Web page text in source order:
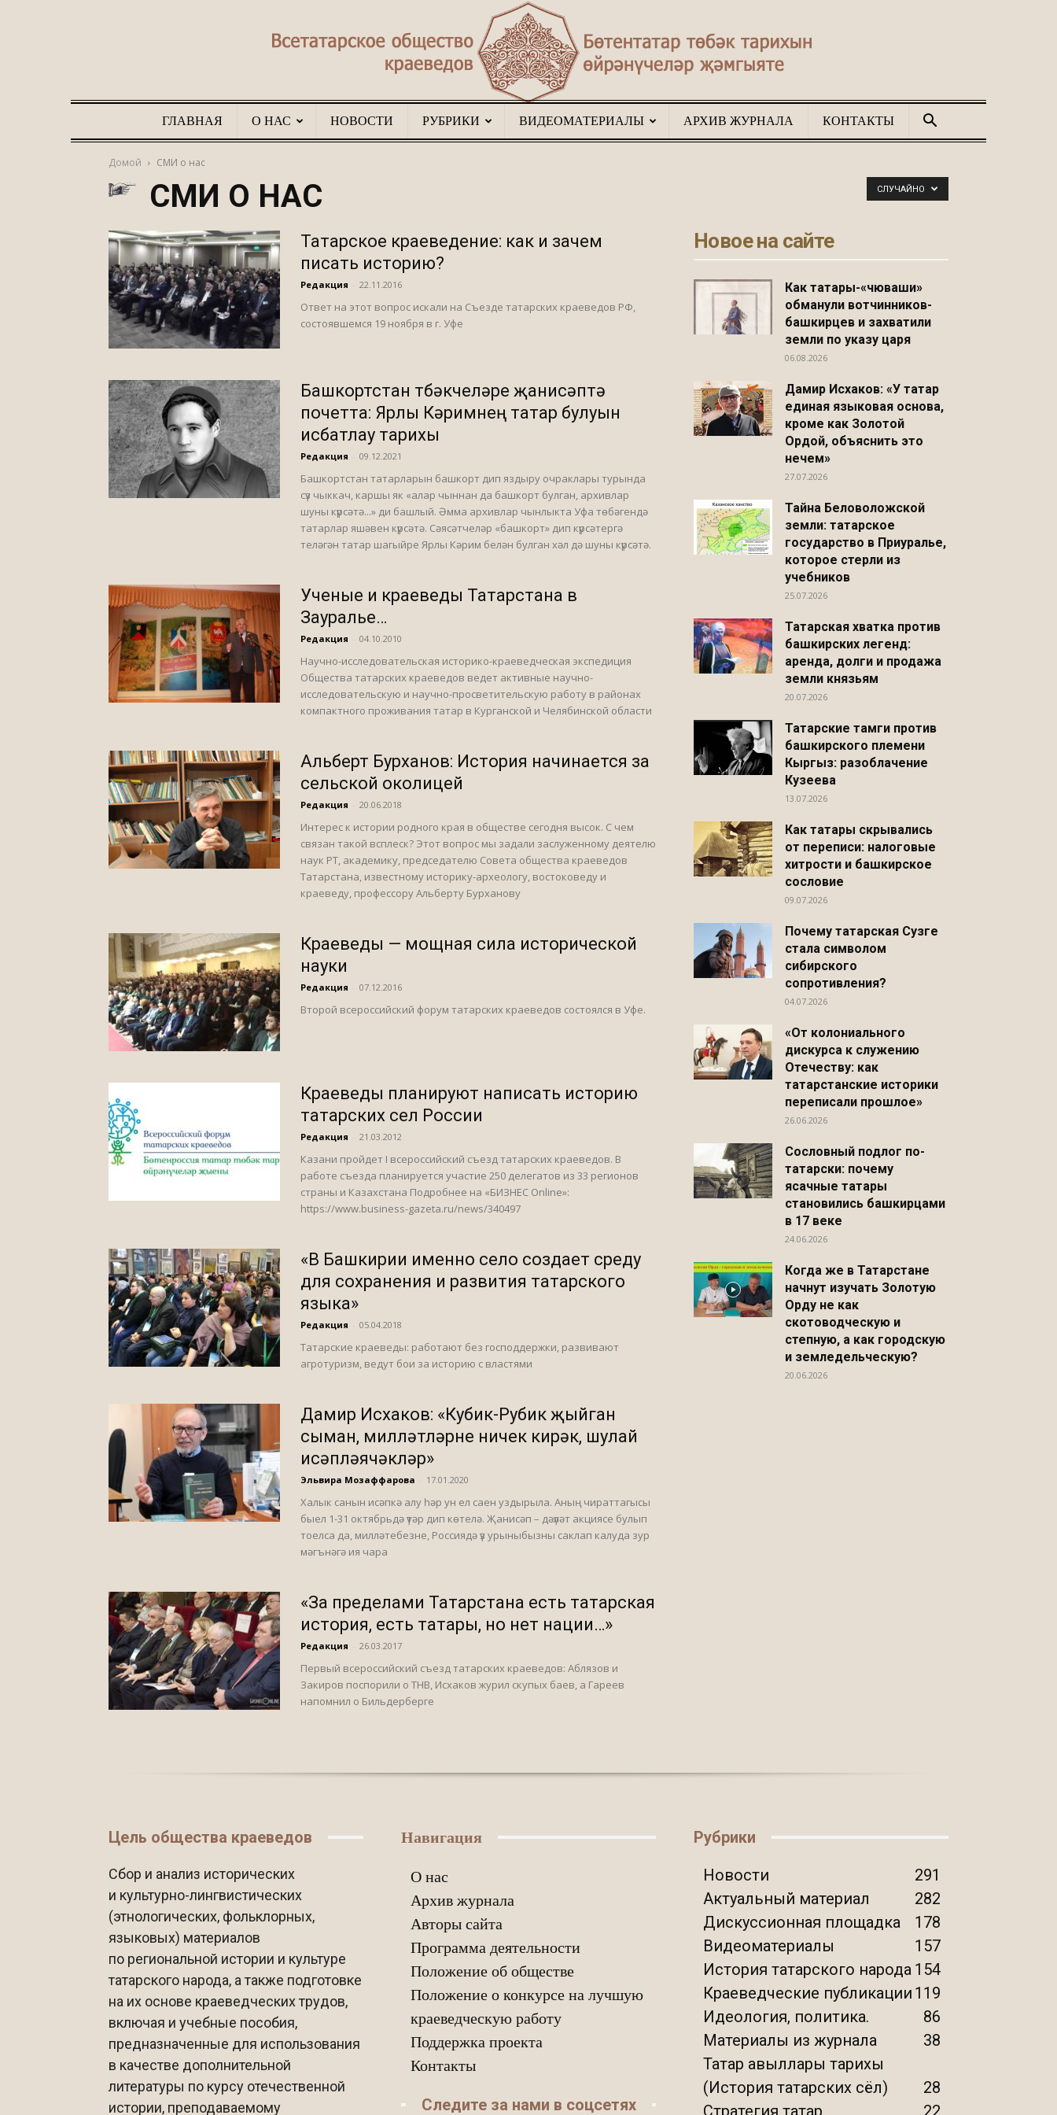
ГЛАВНАЯ О НАС НОВОСТИ РУБРИКИ ВИДЕОМАТЕРИАЛЫ АРХИВ ЖУРНАЛА КОНТАКТЫ
Домой СМИ о нас
СМИ О НАС СЛУЧАЙНО
Татарское краеведение: как и зачем
писать историю?
Редакция 22.11.2016
Ответ на этот вопрос искали на Съезде татарских краеведов РФ,
состоявшемся 19 ноября в г. Уфе
Башкортстан төбәкчеләре җанисәптә
почетта: Ярлы Кәримнең татар булуын
исбатлау тарихы
Редакция 09.12.2021
Башкортстан татарларын башкорт дип яздыру очраклары турында
сүз чыккач, каршы як «алар чыннан да башкорт булган, архивлар
шуны күрсәтә...» ди башлый. Әмма архивлар чынлыкта Уфа төбәгендә
татарлар яшәвен күрсәтә. Сәясәтчеләр «башкорт» дип күрсәтергә
теләгән татар шагыйре Ярлы Кәрим белән булган хәл дә шуны күрсәтә.
Ученые и краеведы Татарстана в
Зауралье…
Редакция 04.10.2010
Научно-исследовательская историко-краеведческая экспедиция
Общества татарских краеведов ведет активные научно-
исследовательскую и научно-просветительскую работу в районах
компактного проживания татар в Курганской и Челябинской области
Альберт Бурханов: История начинается за
сельской околицей
Редакция 20.06.2018
Интерес к истории родного края в обществе сегодня высок. С чем
связан такой всплеск? Этот вопрос мы задали заслуженному деятелю
наук РТ, академику, председателю Совета общества краеведов
Татарстана, известному историку-археологу, востоковеду и
краеведу, профессору Альберту Бурханову
Краеведы — мощная сила исторической
науки
Редакция 07.12.2016
Второй всероссийский форум татарских краеведов состоялся в Уфе.
Краеведы планируют написать историю
татарских сел России
Редакция 21.03.2012
Казани пройдет I всероссийский съезд татарских краеведов. В
работе съезда планируется участие 250 делегатов из 33 регионов
страны и Казахстана Подробнее на «БИЗНЕС Online»:
https://www.business-gazeta.ru/news/340497
«В Башкирии именно село создает среду
для сохранения и развития татарского
языка»
Редакция 05.04.2018
Татарские краеведы: работают без господдержки, развивают
агротуризм, ведут бои за историю с властями
Дамир Исхаков: «Кубик-Рубик җыйган
сыман, милләтләрне ничек кирәк, шулай
исәпләячәкләр»
Эльвира Мозаффарова 17.01.2020
Халык санын исәпкә алу һәр ун ел саен уздырыла. Аның чираттагысы
быел 1-31 октябрьдә үтәр дип көтелә. Җанисәп – дәүләт акциясе булып
тоелса да, милләтебезне, Россиядә үз урыныбызны саклап калуда зур
мәгънәгә ия чара
«За пределами Татарстана есть татарская
история, есть татары, но нет нации…»
Редакция 26.03.2017
Первый всероссийский съезд татарских краеведов: Аблязов и
Закиров поспорили о ТНВ, Исхаков журил скупых баев, а Гареев
напомнил о Бильдерберге
Новое на сайте
Как татары-«чюваши»
обманули вотчинников-
башкирцев и захватили
земли по указу царя
06.08.2026
Дамир Исхаков: «У татар
единая языковая основа,
кроме как Золотой
Ордой, объяснить это
нечем»
27.07.2026
Тайна Беловоложской
земли: татарское
государство в Приуралье,
которое стерли из
учебников
25.07.2026
Татарская хватка против
башкирских легенд:
аренда, долги и продажа
земли князьям
20.07.2026
Татарские тамги против
башкирского племени
Кыргыз: разоблачение
Кузеева
13.07.2026
Как татары скрывались
от переписи: налоговые
хитрости и башкирское
сословие
09.07.2026
Почему татарская Сузге
стала символом
сибирского
сопротивления?
04.07.2026
«От колониального
дискурса к служению
Отечеству: как
татарстанские историки
переписали прошлое»
26.06.2026
Сословный подлог по-
татарски: почему
ясачные татары
становились башкирцами
в 17 веке
24.06.2026
Когда же в Татарстане
начнут изучать Золотую
Орду не как
скотоводческую и
степную, а как городскую
и земледельческую?
20.06.2026
Цель общества краеведов
Сбор и анализ исторических
и культурно-лингвистических
(этнологических, фольклорных,
языковых) материалов
по региональной истории и культуре
татарского народа, а также подготовке
на их основе краеведческих трудов,
включая и учебные пособия,
предназначенные для использования
в качестве дополнительной
литературы по курсу отечественной
истории, преподаваемому
Навигация
О нас
Архив журнала
Авторы сайта
Программа деятельности
Положение об обществе
Положение о конкурсе на лучшую
краеведческую работу
Поддержка проекта
Контакты
Следите за нами в соцсетях
Рубрики
Новости
291
Актуальный материал
282
Дискуссионная площадка
178
Видеоматериалы
157
История татарского народа 154
Краеведческие публикации 119
Идеология, политика.
86
Материалы из журнала
38
Татар авыллары тарихы
(История татарских сёл)
28
Стратегия татар
22